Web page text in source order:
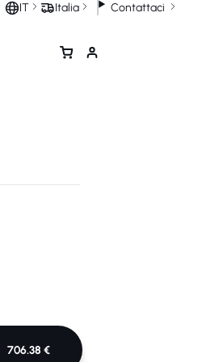
IT Italia Contattaci
706.38 €